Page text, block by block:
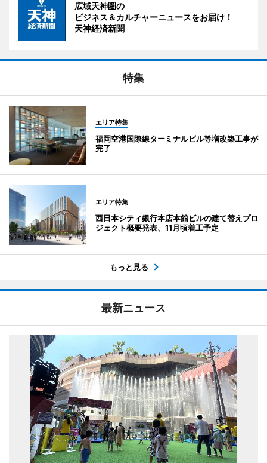
広域天神圏の
ビジネス＆カルチャーニュースをお届け！
天神経済新聞
特集
エリア特集
福岡空港国際線ターミナルビル等増改築工事が
完了
エリア特集
西日本シティ銀行本店本館ビルの建て替えプロ
ジェクト概要発表、11月頃着工予定
もっと見る
最新ニュース